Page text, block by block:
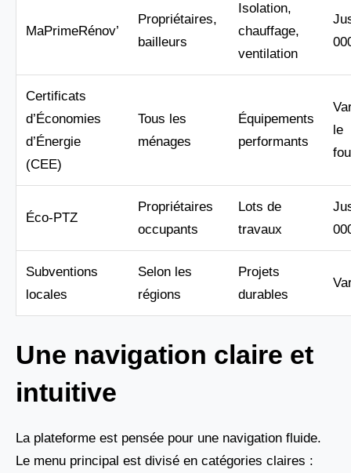
MaPrimeRénov’
Propriétaires,
bailleurs
Isolation,
chauffage,
ventilation
Certificats
d’Économies
d’Énergie
(CEE)
Tous les
ménages
Équipements
performants
le
Éco-PTZ
Propriétaires
occupants
Lots de
travaux
Subventions
locales
Selon les
régions
Projets
durables
Une navigation claire et
intuitive
La plateforme est pensée pour une navigation fluide.
Le menu principal est divisé en catégories claires :